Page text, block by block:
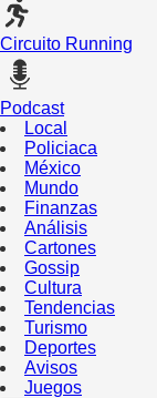
Circuito Running
Podcast
Local
Policiaca
México
Mundo
Finanzas
Análisis
Cartones
Gossip
Cultura
Tendencias
Turismo
Deportes
Avisos
Juegos